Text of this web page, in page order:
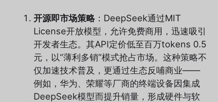
开源即市场策略：DeepSeek通过MIT
License开放模型，允许免费商用，迅速吸引
开发者生态。其API定价低至百万tokens 0.5
元，以“薄利多销”模式抢占市场。这种策略不
仅加速技术普及，更通过生态反哺商业——
例如，华为、荣耀等厂商的终端设备因集成
DeepSeek模型而提升销量，形成硬件与软